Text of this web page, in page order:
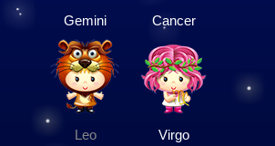
Gemini Cancer
Leo Virgo